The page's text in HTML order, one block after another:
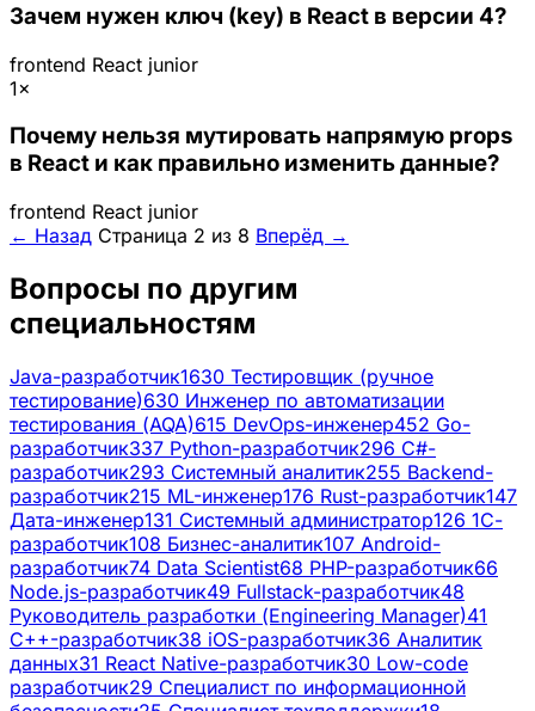
Зачем нужен ключ (key) в React в версии 4?
frontend React junior
1×
Почему нельзя мутировать напрямую props
в React и как правильно изменить данные?
frontend React junior
← Назад Страница 2 из 8 Вперёд →
Вопросы по другим
специальностям
Java-разработчик1630 Тестировщик (ручное
тестирование)630 Инженер по автоматизации
тестирования (AQA)615 DevOps-инженер452 Go-
разработчик337 Python-разработчик296 C#-
разработчик293 Системный аналитик255 Backend-
разработчик215 ML-инженер176 Rust-разработчик147
Дата-инженер131 Системный администратор126 1С-
разработчик108 Бизнес-аналитик107 Android-
разработчик74 Data Scientist68 PHP-разработчик66
Node.js-разработчик49 Fullstack-разработчик48
Руководитель разработки (Engineering Manager)41
C++-разработчик38 iOS-разработчик36 Аналитик
данных31 React Native-разработчик30 Low-code
разработчик29 Специалист по информационной